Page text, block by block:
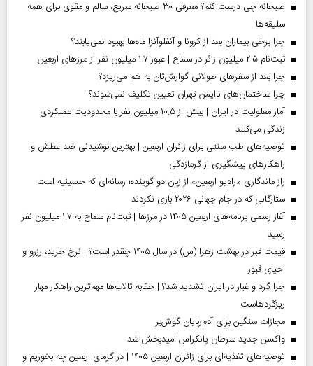
صبحانه چی درست کنم؟ معرفی ۳۰ صبحانه سریع، سالم و مقوی برای همه
سلیقه‌ها
چرا برخی بیماران بعد از کرونا و آنفلوآنزا ماه‌ها بهبود نمی‌یابند؟
ثبت‌نام ۲.۵ میلیون زائر در سماح | عبور ۱.۷ میلیون نفر از مرز‌های اربعین
چرا بعد از سفرهای طولانی گوارش‌تان به هم می‌ریزد؟
چرا ساختمان‌های ناایمن تهران تعیین تکلیف نمی‌شوند؟
آمار معلولیت در ایران | بیش از ۱۰.۵ میلیون نفر با محدودیت عملکردی
زندگی می‌کنند
توصیه‌های طب سنتی برای زائران اربعین | بهترین نوشیدنی ضد عطش و
راهکارهای پیشگیری از گرمازدگی
راز ماندگاری «رادیو اربعین» از زبان دو گوینده؛ رسانه‌ای که حسینیه است
ستارگانی که در جام جهانی ۲۰۲۶ بازی نکردند
آغاز رسمی برنامه‌های اربعین ۱۴۰۵ در مرز‌ها | ثبت‌نام سماح به ۱.۷ میلیون نفر
رسید
قیمت قبر در بهشت زهرا (س) در سال ۱۴۰۵ چقدر است؟ | نرخ خرید، رزرو و
احیای قبور
چرا گرد و غبار در ایران تشدید شد؟ | حقابه تالاب‌ها مهم‌ترین راهکار مهار
ریزگردهاست
مجازات سنگین برای آدم‌ربایان گوش‌بر
واکسن جدید سرطان پانکراس امیدبخش شد
توصیه‌های تغذیه‌ای برای زائران اربعین ۱۴۰۵ | در گرمای اربعین چه بخوریم و